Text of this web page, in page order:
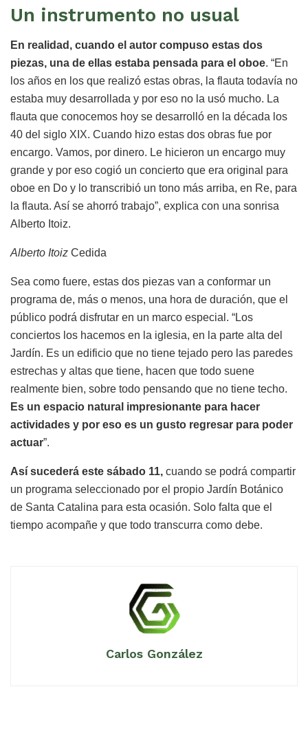
Un instrumento no usual
En realidad, cuando el autor compuso estas dos
piezas, una de ellas estaba pensada para el oboe. “En
los años en los que realizó estas obras, la flauta todavía no
estaba muy desarrollada y por eso no la usó mucho. La
flauta que conocemos hoy se desarrolló en la década los
40 del siglo XIX. Cuando hizo estas dos obras fue por
encargo. Vamos, por dinero. Le hicieron un encargo muy
grande y por eso cogió un concierto que era original para
oboe en Do y lo transcribió un tono más arriba, en Re, para
la flauta. Así se ahorró trabajo”, explica con una sonrisa
Alberto Itoiz.
Alberto Itoiz Cedida
Sea como fuere, estas dos piezas van a conformar un
programa de, más o menos, una hora de duración, que el
público podrá disfrutar en un marco especial. “Los
conciertos los hacemos en la iglesia, en la parte alta del
Jardín. Es un edificio que no tiene tejado pero las paredes
estrechas y altas que tiene, hacen que todo suene
realmente bien, sobre todo pensando que no tiene techo.
Es un espacio natural impresionante para hacer
actividades y por eso es un gusto regresar para poder
actuar”.
Así sucederá este sábado 11, cuando se podrá compartir
un programa seleccionado por el propio Jardín Botánico
de Santa Catalina para esta ocasión. Solo falta que el
tiempo acompañe y que todo transcurra como debe.
Carlos González